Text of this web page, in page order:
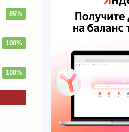
86%
100%
100%